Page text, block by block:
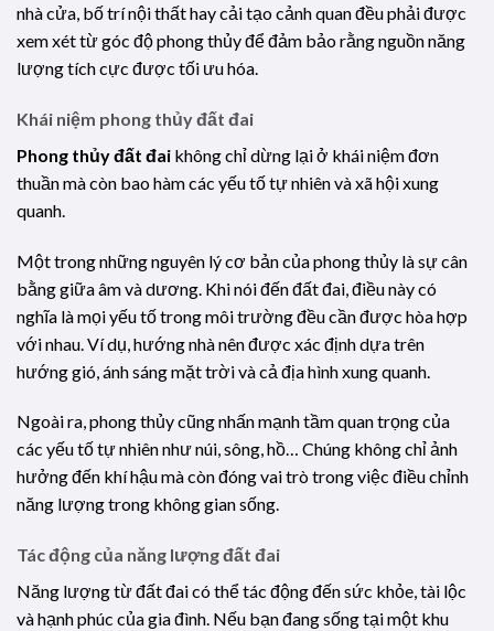
nhà cửa, bố trí nội thất hay cải tạo cảnh quan đều phải được
xem xét từ góc độ phong thủy để đảm bảo rằng nguồn năng
lượng tích cực được tối ưu hóa.
Khái niệm phong thủy đất đai
Phong thủy đất đai không chỉ dừng lại ở khái niệm đơn
thuần mà còn bao hàm các yếu tố tự nhiên và xã hội xung
quanh.
Một trong những nguyên lý cơ bản của phong thủy là sự cân
bằng giữa âm và dương. Khi nói đến đất đai, điều này có
nghĩa là mọi yếu tố trong môi trường đều cần được hòa hợp
với nhau. Ví dụ, hướng nhà nên được xác định dựa trên
hướng gió, ánh sáng mặt trời và cả địa hình xung quanh.
Ngoài ra, phong thủy cũng nhấn mạnh tầm quan trọng của
các yếu tố tự nhiên như núi, sông, hồ… Chúng không chỉ ảnh
hưởng đến khí hậu mà còn đóng vai trò trong việc điều chỉnh
năng lượng trong không gian sống.
Tác động của năng lượng đất đai
Năng lượng từ đất đai có thể tác động đến sức khỏe, tài lộc
và hạnh phúc của gia đình. Nếu bạn đang sống tại một khu